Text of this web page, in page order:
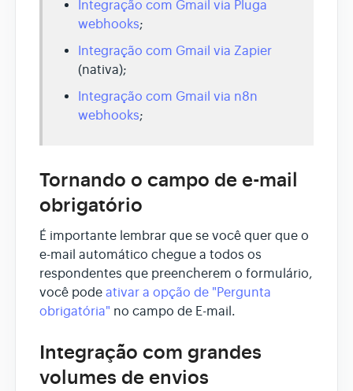
Integração com Gmail via Pluga
webhooks;
Integração com Gmail via Zapier
(nativa);
Integração com Gmail via n8n
webhooks;
Tornando o campo de e-mail
obrigatório
É importante lembrar que se você quer que o
e-mail automático chegue a todos os
respondentes que preencherem o formulário,
você pode ativar a opção de "Pergunta
obrigatória" no campo de E-mail.
Integração com grandes
volumes de envios